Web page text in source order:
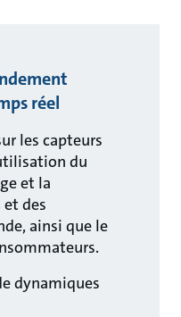
réel
les capteurs
du
et la
des
ainsi que le
dynamiques